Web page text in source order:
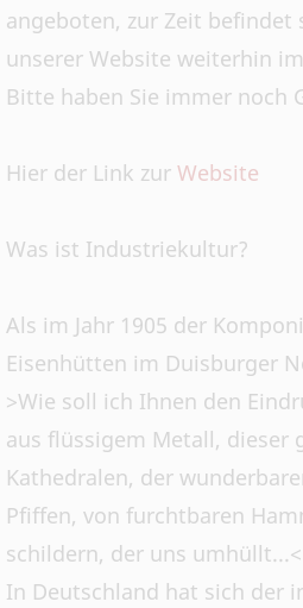
angeboten, zur Zeit befindet
unserer Website weiterhin
Bitte haben Sie immer noch
Hier der Link zur Website
Was ist Industriekultur?
Als im Jahr 1905 der
Eisenhütten im Duisburger
>Wie soll ich Ihnen den
aus flüssigem Metall, dieser
Kathedralen, der
Pfiffen, von furchtbaren
schildern, der uns umhüllt...<
In Deutschland hat sich der